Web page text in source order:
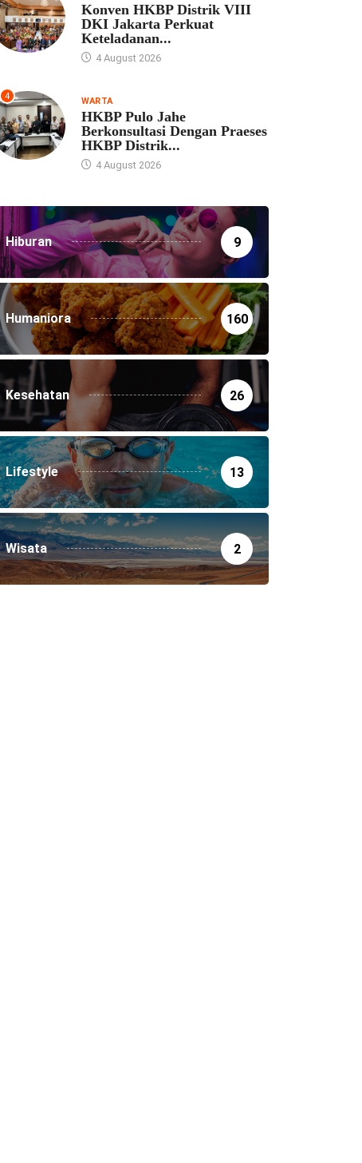
Konven HKBP Distrik VIII
DKI Jakarta Perkuat
Keteladanan...
4 August 2026
4 WARTA
HKBP Pulo Jahe
Berkonsultasi Dengan Praeses
HKBP Distrik...
4 August 2026
Hiburan 9
Humaniora 160
Kesehatan 26
Lifestyle 13
Wisata 2